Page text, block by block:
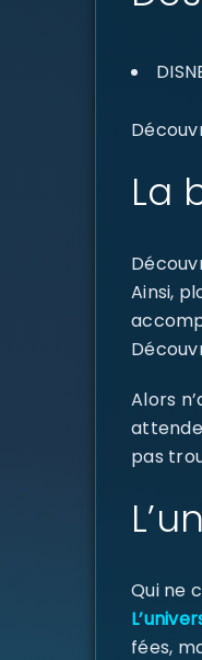
La
Ainsi,
Alors
pas
Qui ne
fées,